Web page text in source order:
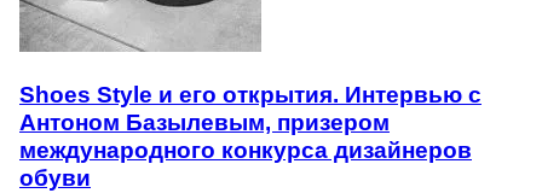
Shoes Style и его открытия. Интервью с
Антоном Базылевым, призером
международного конкурса дизайнеров
обуви